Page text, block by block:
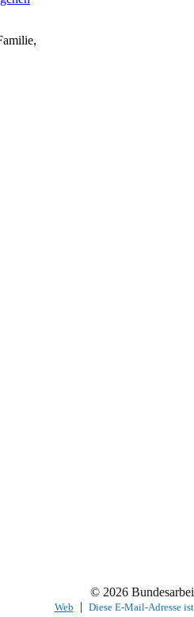
© 2026
Web | Diese E-Mail-Adresse